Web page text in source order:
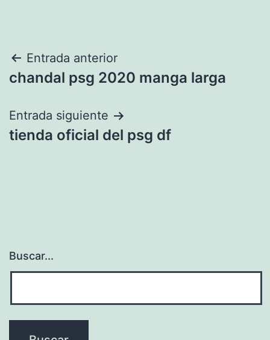
Navegación
de
entradas
Entrada anterior
chandal psg 2020 manga larga
Entrada siguiente
tienda oficial del psg df
Buscar...